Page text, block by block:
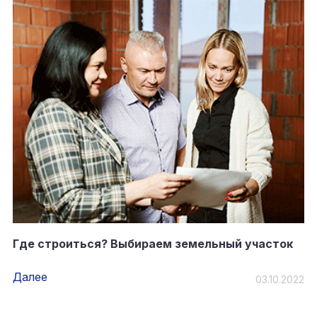
Где строиться? Выбираем земельный участок
Далее 03.10.2022